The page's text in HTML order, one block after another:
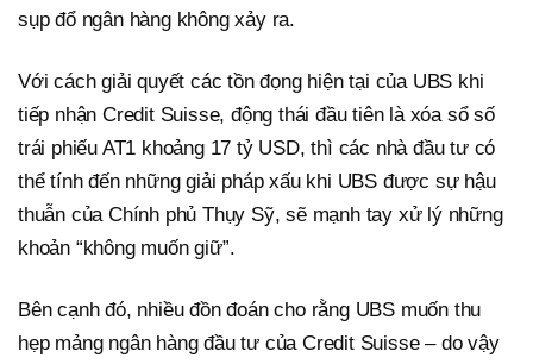
sụp đổ ngân hàng không xảy ra.
Với cách giải quyết các tồn đọng hiện tại của UBS khi
tiếp nhận Credit Suisse, động thái đầu tiên là xóa sổ số
trái phiếu AT1 khoảng 17 tỷ USD, thì các nhà đầu tư có
thể tính đến những giải pháp xấu khi UBS được sự hậu
thuẫn của Chính phủ Thụy Sỹ, sẽ mạnh tay xử lý những
khoản “không muốn giữ”.
Bên cạnh đó, nhiều đồn đoán cho rằng UBS muốn thu
hẹp mảng ngân hàng đầu tư của Credit Suisse – do vậy